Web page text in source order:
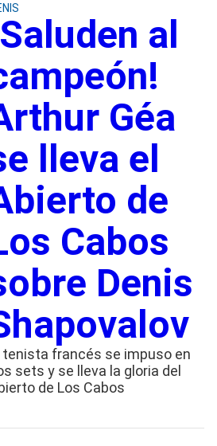
al
Géa
lleva el
de
Cabos
Denis
tenista francés se impuso en
sets y se lleva la gloria del
de Los Cabos